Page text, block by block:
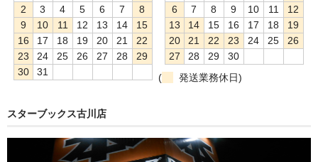
2
3 4 5 6 7
8
9
10 11 12 13 14
15
16
17 18 19 20 21
22
23
24 25 26 27 28
29
30
31
6
7 8 9 10 11
12
13
14 15 16 17 18
19
20
21 22 23 24 25
26
27
28 29
30
(
発送業務休日)
スターブックス古川店